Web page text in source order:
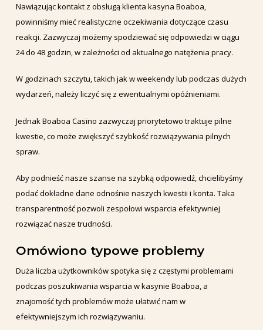
Nawiązując kontakt z obsługą klienta kasyna Boaboa,
powinniśmy mieć realistyczne oczekiwania dotyczące czasu
reakcji. Zazwyczaj możemy spodziewać się odpowiedzi w ciągu
24 do 48 godzin, w zależności od aktualnego natężenia pracy.
W godzinach szczytu, takich jak w weekendy lub podczas dużych
wydarzeń, należy liczyć się z ewentualnymi opóźnieniami.
Jednak Boaboa Casino zazwyczaj priorytetowo traktuje pilne
kwestie, co może zwiększyć szybkość rozwiązywania pilnych
spraw.
Aby podnieść nasze szanse na szybką odpowiedź, chcielibyśmy
podać dokładne dane odnośnie naszych kwestii i konta. Taka
transparentność pozwoli zespołowi wsparcia efektywniej
rozwiązać nasze trudności.
Omówiono typowe problemy
Duża liczba użytkowników spotyka się z częstymi problemami
podczas poszukiwania wsparcia w kasynie Boaboa, a
znajomość tych problemów może ułatwić nam w
efektywniejszym ich rozwiązywaniu.